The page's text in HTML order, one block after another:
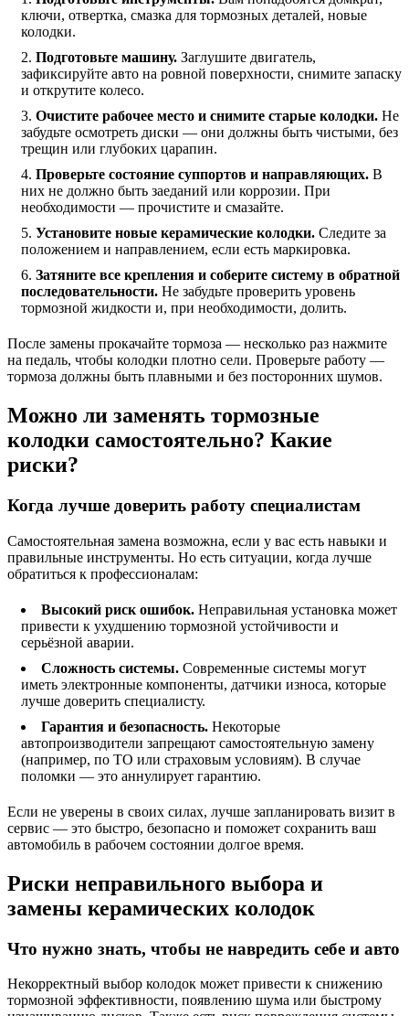
ключи, отвертка, смазка для тормозных деталей, новые
колодки.
Подготовьте машину. Заглушите двигатель,
зафиксируйте авто на ровной поверхности, снимите запаску
и открутите колесо.
Очистите рабочее место и снимите старые колодки. Не
забудьте осмотреть диски — они должны быть чистыми, без
трещин или глубоких царапин.
Проверьте состояние суппортов и направляющих. В
них не должно быть заеданий или коррозии. При
необходимости — прочистите и смазайте.
Установите новые керамические колодки. Следите за
положением и направлением, если есть маркировка.
Затяните все крепления и соберите систему в обратной
последовательности. Не забудьте проверить уровень
тормозной жидкости и, при необходимости, долить.
После замены прокачайте тормоза — несколько раз нажмите
на педаль, чтобы колодки плотно сели. Проверьте работу —
тормоза должны быть плавными и без посторонних шумов.
Можно ли заменять тормозные
колодки самостоятельно? Какие
риски?
Когда лучше доверить работу специалистам
Самостоятельная замена возможна, если у вас есть навыки и
правильные инструменты. Но есть ситуации, когда лучше
обратиться к профессионалам:
Высокий риск ошибок. Неправильная установка может
привести к ухудшению тормозной устойчивости и
серьёзной аварии.
Сложность системы. Современные системы могут
иметь электронные компоненты, датчики износа, которые
лучше доверить специалисту.
Гарантия и безопасность. Некоторые
автопроизводители запрещают самостоятельную замену
(например, по ТО или страховым условиям). В случае
поломки — это аннулирует гарантию.
Если не уверены в своих силах, лучше запланировать визит в
сервис — это быстро, безопасно и поможет сохранить ваш
автомобиль в рабочем состоянии долгое время.
Риски неправильного выбора и
замены керамических колодок
Что нужно знать, чтобы не навредить себе и авто
Некорректный выбор колодок может привести к снижению
тормозной эффективности, появлению шума или быстрому